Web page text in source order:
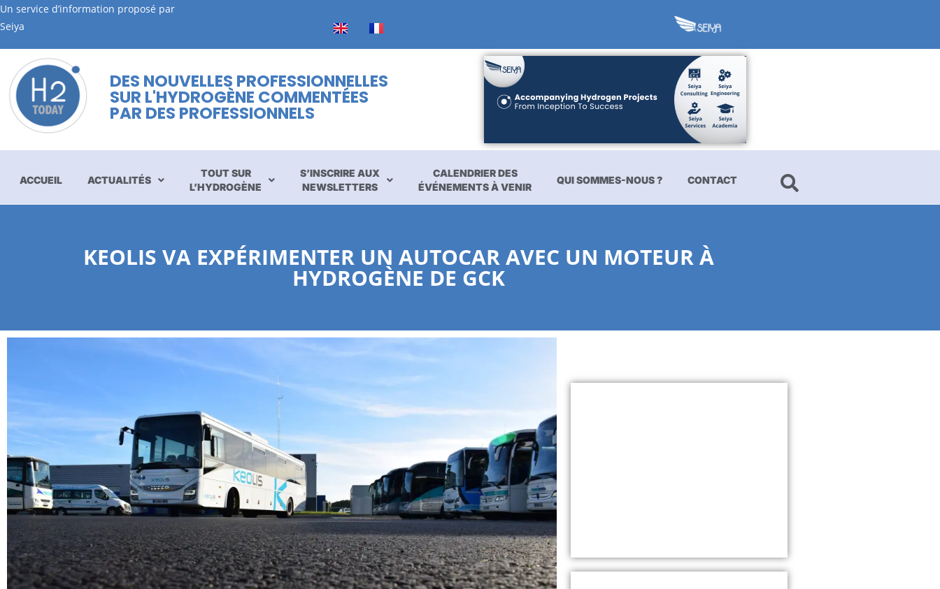
Un service d’information proposé par
Seiya
DES NOUVELLES PROFESSIONNELLES
SUR L'HYDROGÈNE COMMENTÉES
PAR DES PROFESSIONNELS
ACCUEIL ACTUALITÉS
TOUT SUR
L’HYDROGÈNE
S’INSCRIRE AUX
NEWSLETTERS
CALENDRIER DES
ÉVÉNEMENTS À VENIR
QUI SOMMES-NOUS ? CONTACT
KEOLIS VA EXPÉRIMENTER UN AUTOCAR AVEC UN MOTEUR À
HYDROGÈNE DE GCK